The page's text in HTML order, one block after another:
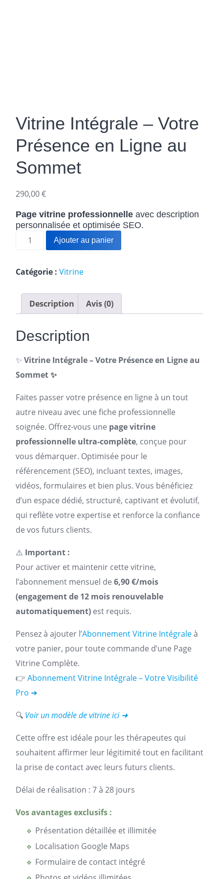
Vitrine Intégrale – Votre
Présence en Ligne au
Sommet
290,00€
Page vitrine professionnelle avec description
personnalisée et optimisée SEO.
quantité
Intégrale
Votre
Présence
Ligne
au
Ajouter au panier
Catégorie : Vitrine
Description Avis (0)
Description
✨ Vitrine Intégrale – Votre Présence en Ligne au
Sommet ✨
Faites passer votre présence en ligne à un tout
autre niveau avec une fiche professionnelle
soignée. Offrez-vous une page vitrine
professionnelle ultra-complète, conçue pour
vous démarquer. Optimisée pour le
référencement (SEO), incluant textes, images,
vidéos, formulaires et bien plus. Vous bénéficiez
d’un espace dédié, structuré, captivant et évolutif,
qui reflète votre expertise et renforce la confiance
de vos futurs clients.
⚠️ Important :
Pour activer et maintenir cette vitrine,
l’abonnement mensuel de 6,90 €/mois
(engagement de 12 mois renouvelable
automatiquement) est requis.
Pensez à ajouter l’Abonnement Vitrine Intégraleà
votre panier, pour toute commande d’une Page
Vitrine Complète.
👉 Abonnement Vitrine Intégrale – Votre Visibilité
Pro ➜
🔍 Voir un modèle de vitrine ici ➜
Cette offre est idéale pour les thérapeutes qui
souhaitent affirmer leur légitimité tout en facilitant
la prise de contact avec leurs futurs clients.
Délai de réalisation : 7 à 28 jours
Vos avantages exclusifs :
🔹 Présentation détaillée et illimitée
🔹 Localisation Google Maps
🔹 Formulaire de contact intégré